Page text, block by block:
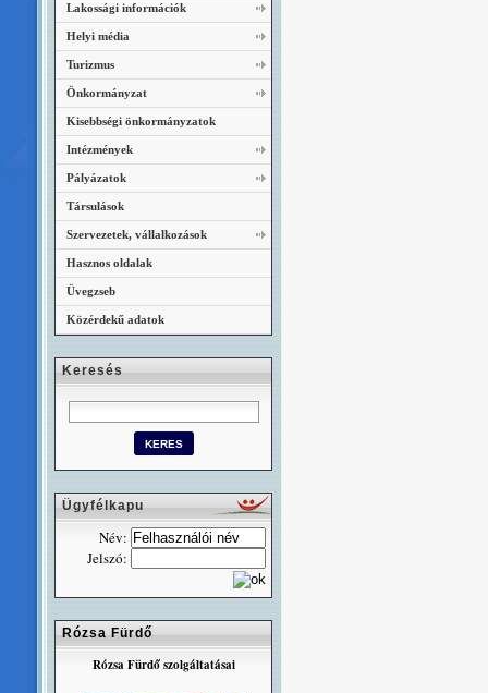
Lakossági információk
Helyi média
Turizmus
Önkormányzat
Kisebbségi önkormányzatok
Intézmények
Pályázatok
Társulások
Szervezetek, vállalkozások
Hasznos oldalak
Üvegzseb
Közérdekű adatok
Keresés
Ügyfélkapu
Név:
Jelszó:
Rózsa Fürdő
Rózsa Fürdő szolgáltatásai